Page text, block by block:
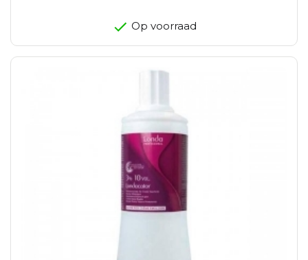
Op voorraad